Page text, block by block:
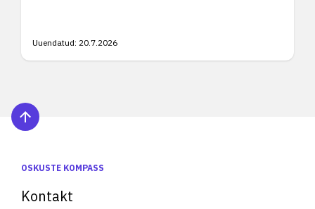
Uuendatud: 20.7.2026
OSKUSTE KOMPASS
Kontakt